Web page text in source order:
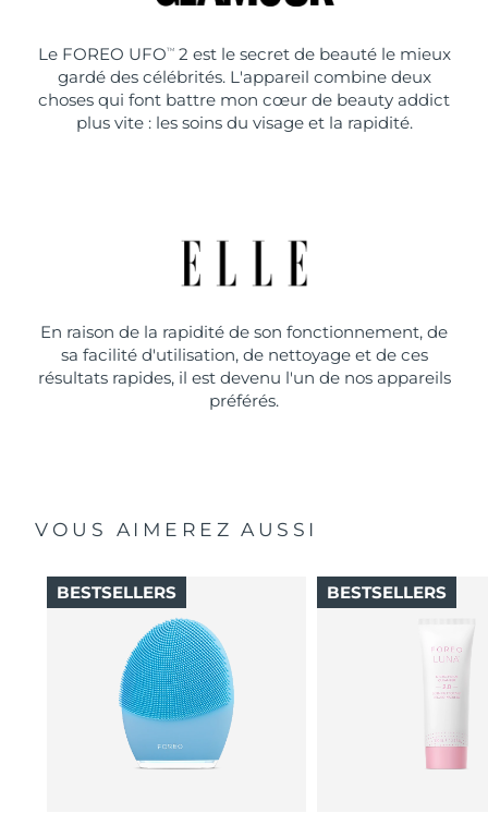
Le FOREO UFO TM2 est le secret de beauté le mieux
gardé des célébrités. L'appareil combine deux
choses qui font battre mon cœur de beauty addict
plus vite : les soins du visage et la rapidité.
En raison de la rapidité de son fonctionnement, de
sa facilité d'utilisation, de nettoyage et de ces
résultats rapides, il est devenu l'un de nos appareils
préférés.
VOUS AIMEREZ AUSSI
BESTSELLERS BESTSELLERS